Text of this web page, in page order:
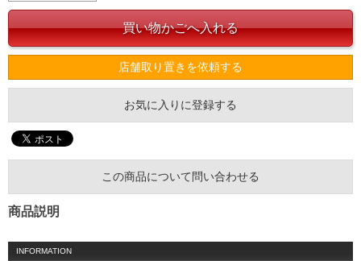
店舗取り置きを依頼する
お気に入りに登録する
この商品について問い合わせる
商品説明
INFORMATION